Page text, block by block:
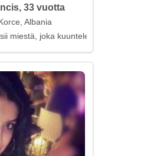
33 vuotta
Albania
miestä, joka kuuntelee